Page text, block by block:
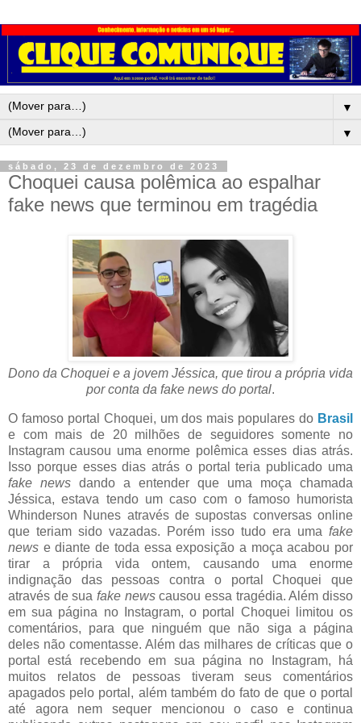
▼
▼
sábado, 23 de dezembro de 2023
Choquei causa polêmica ao espalhar
fake news que terminou em tragédia
Dono da Choquei e a jovem Jéssica, que tirou a própria vida
por conta da fake news do portal.
O famoso portal Choquei, um dos mais populares do Brasil
e com mais de 20 milhões de seguidores somente no
Instagram causou uma enorme polêmica esses dias atrás.
Isso porque esses dias atrás o portal teria publicado uma
fake news dando a entender que uma moça chamada
Jéssica, estava tendo um caso com o famoso humorista
Whinderson Nunes através de supostas conversas online
que teriam sido vazadas. Porém isso tudo era uma fake
news e diante de toda essa exposição a moça acabou por
tirar a própria vida ontem, causando uma enorme
indignação das pessoas contra o portal Choquei que
através de sua fake newscausou essa tragédia. Além disso
em sua página no Instagram, o portal Choquei limitou os
comentários, para que ninguém que não siga a página
deles não comentasse. Além das milhares de críticas que o
portal está recebendo em sua página no Instagram, há
muitos relatos de pessoas tiveram seus comentários
apagados pelo portal, além também do fato de que o portal
até agora nem sequer mencionou o caso e continua